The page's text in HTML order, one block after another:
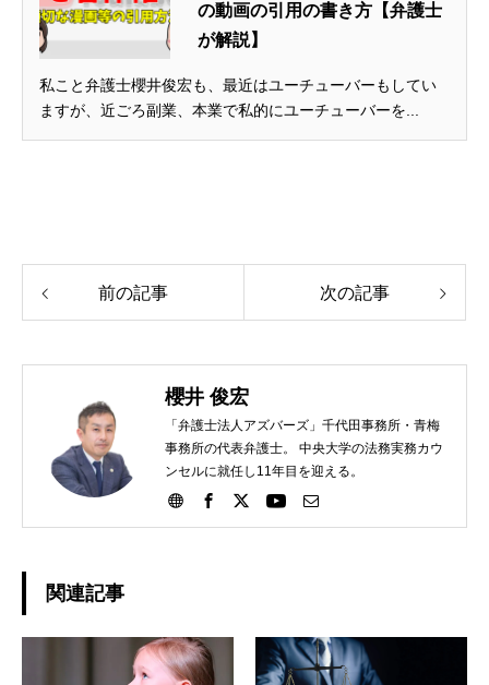
の動画の引用の書き方【弁護士
が解説】
私こと弁護士櫻井俊宏も、最近はユーチューバーもしてい
ますが、近ごろ副業、本業で私的にユーチューバーを...
前の記事 次の記事
櫻井 俊宏
「弁護士法人アズバーズ」千代田事務所・青梅
事務所の代表弁護士。 中央大学の法務実務カウ
ンセルに就任し11年目を迎える。
関連記事